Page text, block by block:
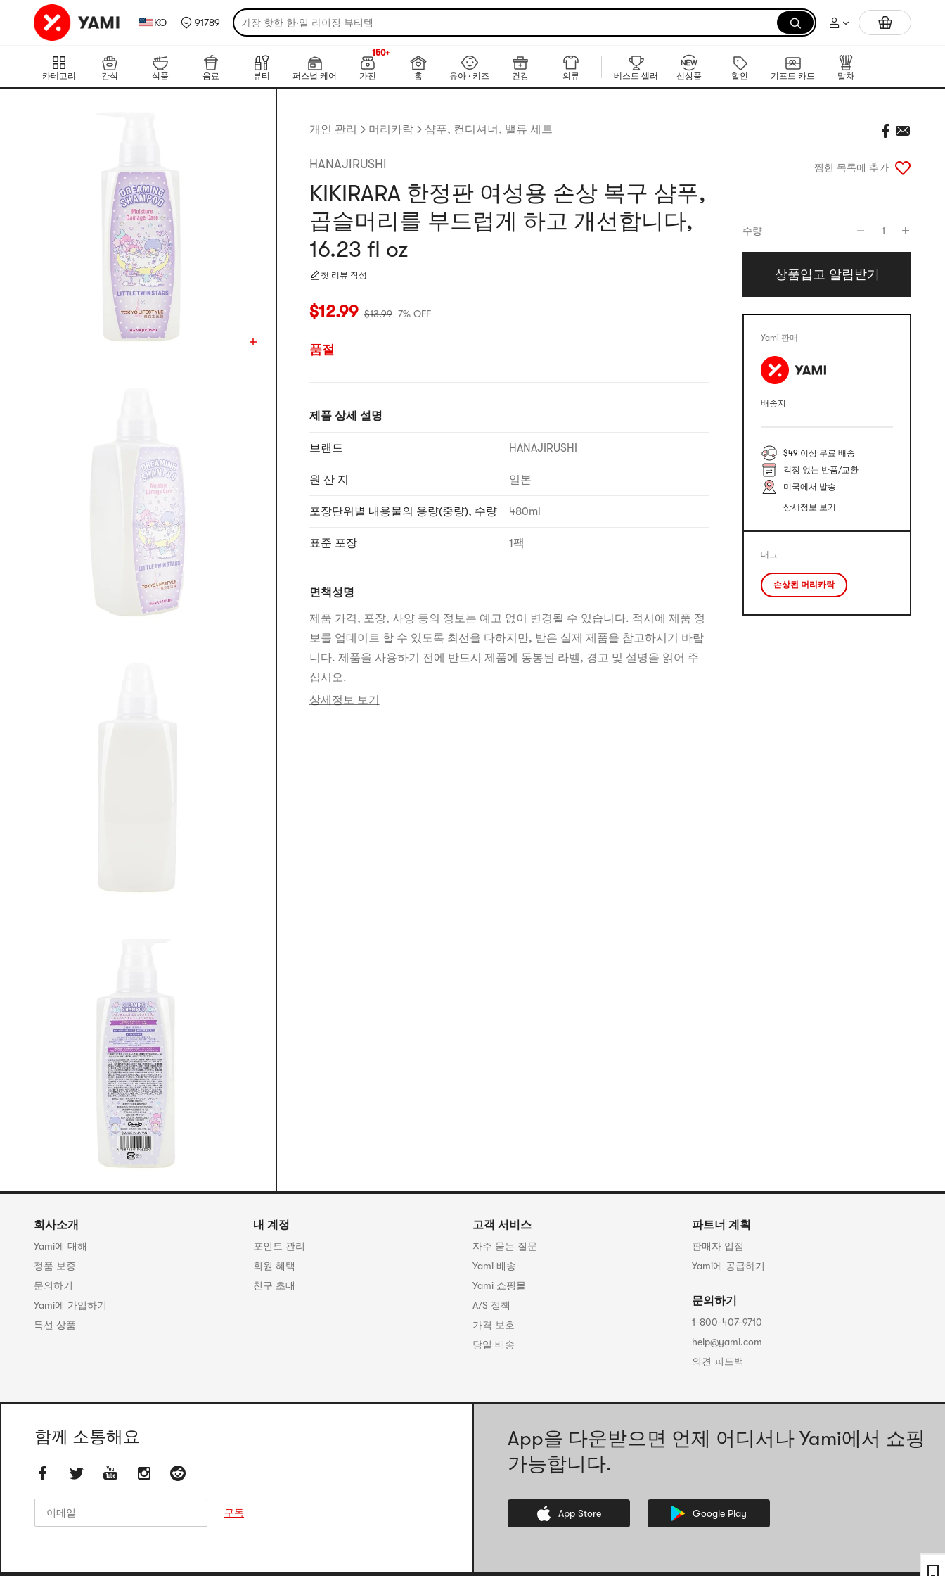
KO 91789 가장 핫한 한·일 라이징 뷰티템 먼저 만나는 K-뷰티 신작 라인업
카테고리 간식 식품 음료 뷰티 퍼스널 케어 가전
150+
NEW
150+
홈 유아 · 키즈 건강 의류 베스트 셀러 신상품 할인 기프트 카드 말차
개인 관리 머리카락 샴푸, 컨디셔너, 밸류 세트
HANAJIRUSHI
KIKIRARA 한정판 여성용 손상 복구 샴푸,
곱슬머리를 부드럽게 하고 개선합니다,
16.23 fl oz
첫 리뷰 작성
현재 가격: $12.99
$12.99 $13.99 7% OFF
품절
제품 상세 설명
브랜드 HANAJIRUSHI
원 산 지 일본
포장단위별 내용물의 용량(중량), 수량 480ml
표준 포장 1팩
면책성명
제품 가격, 포장, 사양 등의 정보는 예고 없이 변경될 수 있습니다. 적시에 제품 정
보를 업데이트 할 수 있도록 최선을 다하지만, 받은 실제 제품을 참고하시기 바랍
니다. 제품을 사용하기 전에 반드시 제품에 동봉된 라벨, 경고 및 설명을 읽어 주
십시오.
상세정보 보기
찜한 목록에 추가
수량 1
상품입고 알림받기
Yami 판매
배송지
$49 이상 무료 배송
걱정 없는 반품/교환
미국에서 발송
상세정보 보기
태그
손상된 머리카락
회사소개
Yami에 대해
정품 보증
문의하기
Yami에 가입하기
특선 상품
내 계정
포인트 관리
회원 혜택
친구 초대
고객 서비스
자주 묻는 질문
Yami 배송
Yami 쇼핑몰
A/S 정책
가격 보호
당일 배송
파트너 계획
판매자 입점
Yami에 공급하기
문의하기
1-800-407-9710
help@yami.com
의견 피드백
함께 소통해요
이메일
이메일
구독
App을 다운받으면 언제 어디서나 Yami에서 쇼핑
가능합니다.
App Store Google Play